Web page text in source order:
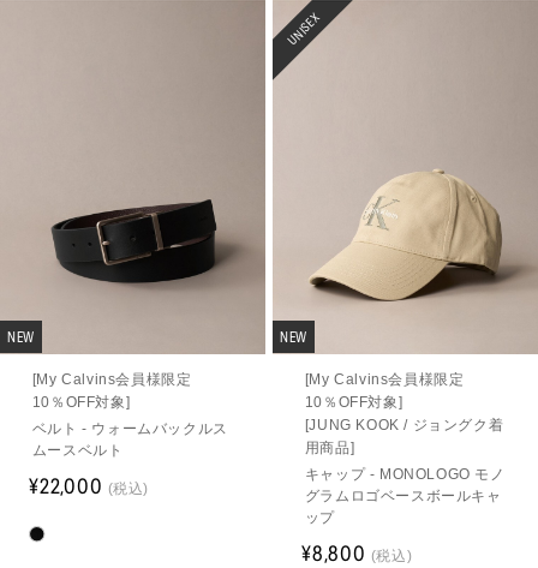
NEW
[My Calvins会員様限定
10％OFF対象]
ベルト - ウォームバックルス
ムースベルト
¥22,000 (税込)
UNISEX
NEW
[My Calvins会員様限定
10％OFF対象]
[JUNG KOOK / ジョングク着
用商品]
キャップ - MONOLOGO モノ
グラムロゴベースボールキャ
ップ
¥8,800 (税込)